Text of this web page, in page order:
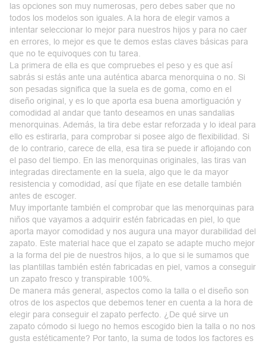
las opciones son muy numerosas, pero debes saber que no
todos los modelos son iguales. A la hora de elegir vamos a
intentar seleccionar lo mejor para nuestros hijos y para no caer
en errores, lo mejor es que te demos estas claves básicas para
que no te equivoques con tu tarea.
La primera de ella es que compruebes el peso y es que así
sabrás si estás ante una auténtica abarca menorquina o no. Si
son pesadas significa que la suela es de goma, como en el
diseño original, y es lo que aporta esa buena amortiguación y
comodidad al andar que tanto deseamos en unas sandalias
menorquinas. Además, la tira debe estar reforzada y lo ideal para
ello es estirarla, para comprobar si posee algo de flexibilidad. Si
de lo contrario, carece de ella, esa tira se puede ir aflojando con
el paso del tiempo. En las menorquinas originales, las tiras van
integradas directamente en la suela, algo que le da mayor
resistencia y comodidad, así que fíjate en ese detalle también
antes de escoger.
Muy importante también el comprobar que las menorquinas para
niños que vayamos a adquirir estén fabricadas en piel, lo que
aporta mayor comodidad y nos augura una mayor durabilidad del
zapato. Este material hace que el zapato se adapte mucho mejor
a la forma del pie de nuestros hijos, a lo que si le sumamos que
las plantillas también estén fabricadas en piel, vamos a conseguir
un zapato fresco y transpirable 100%.
De manera más general, aspectos como la talla o el diseño son
otros de los aspectos que debemos tener en cuenta a la hora de
elegir para conseguir el zapato perfecto. ¿De qué sirve un
zapato cómodo si luego no hemos escogido bien la talla o no nos
gusta estéticamente? Por tanto, la suma de todos los factores es